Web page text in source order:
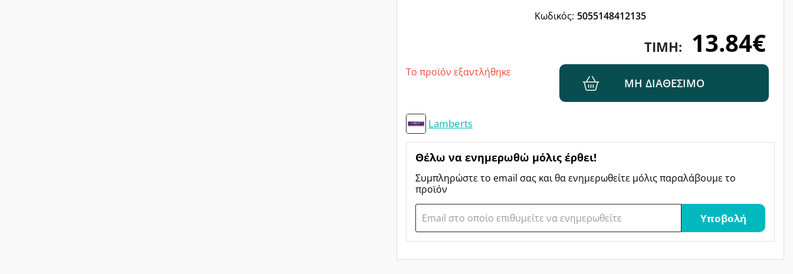
Κωδικός: 5055148412135
ΤΙΜΉ: 13.84€
Το προϊόν εξαντλήθηκε
ΜΗ ΔΙΑΘΈΣΙΜΟ
Lamberts
Θέλω να ενημερωθώ μόλις έρθει!
Συμπληρώστε το email σας και θα ενημερωθείτε μόλις παραλάβουμε το
προϊόν
Υποβολή